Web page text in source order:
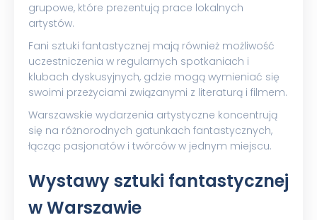
grupowe, które prezentują prace lokalnych
artystów.
Fani sztuki fantastycznej mają również możliwość
uczestniczenia w regularnych spotkaniach i
klubach dyskusyjnych, gdzie mogą wymieniać się
swoimi przeżyciami związanymi z literaturą i filmem.
Warszawskie wydarzenia artystyczne koncentrują
się na różnorodnych gatunkach fantastycznych,
łącząc pasjonatów i twórców w jednym miejscu.
Wystawy sztuki fantastycznej
w Warszawie